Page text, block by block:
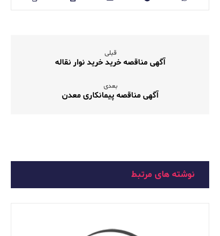
قبلی
آگهی مناقصه خرید خرید نوار نقاله
بعدی
آگهی مناقصه پیمانکاری معدن
نوشته های مرتبط